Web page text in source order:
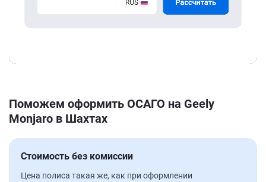
Поможем оформить ОСАГО на Geely
Monjaro в Шахтах
Стоимость без комиссии
Цена полиса такая же, как при оформлении